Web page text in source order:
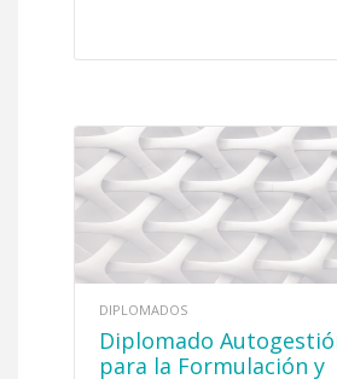
DIPLOMADOS
Diplomado Autogestión
para la Formulación y